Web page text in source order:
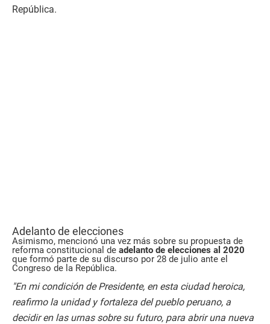
República.
Adelanto de elecciones
Asimismo, mencionó una vez más sobre su propuesta de
reforma constitucional de adelanto de elecciones al 2020
que formó parte de su discurso por 28 de julio ante el
Congreso de la República.
"En mi condición de Presidente, en esta ciudad heroica,
reafirmo la unidad y fortaleza del pueblo peruano, a
decidir en las urnas sobre su futuro, para abrir una nueva